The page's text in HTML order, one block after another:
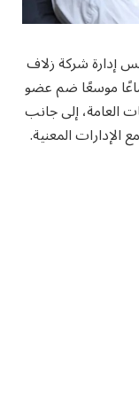
إدارة شركة زلاف
موسعًا ضم عضو
العامة، إلى جانب
المعنية.